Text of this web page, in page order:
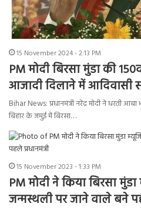
15 November 2024 - 2:13 PM
PM मोदी बिरसा मुंडा की
आजादी दिलाने में आदिवासी
Bihar News: प्रधानमंत्री नरेंद्र मोदी ने धरती
बिहार के जमुई में बिरसा…
15 November 2023 - 1:33 PM
PM मोदी ने किया बिरसा
जन्मस्थली पर जाने वाले बने